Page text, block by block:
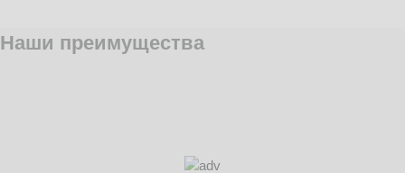
Наши преимущества